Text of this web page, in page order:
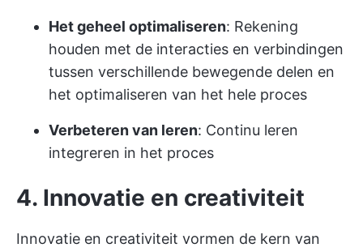
Het geheel optimaliseren: Rekening
houden met de interacties en verbindingen
tussen verschillende bewegende delen en
het optimaliseren van het hele proces
Verbeteren van leren: Continu leren
integreren in het proces
4. Innovatie en creativiteit
Innovatie en creativiteit vormen de kern van